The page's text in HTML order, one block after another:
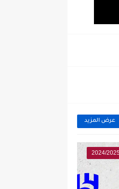
عرض المزيد